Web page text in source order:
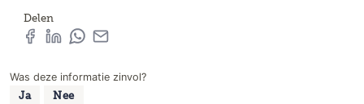
Delen
Was deze informatie zinvol?
Ja Nee